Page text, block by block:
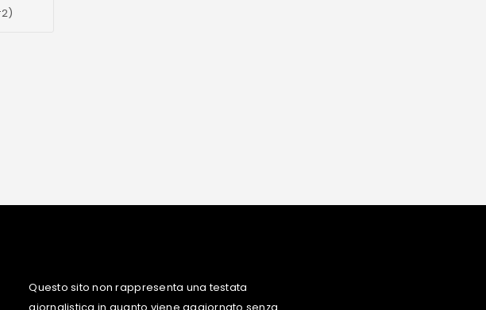
Questo sito non rappresenta una testata